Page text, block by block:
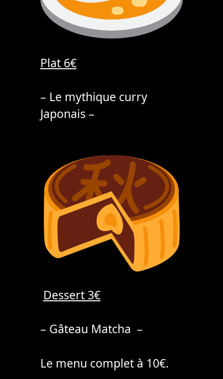
Plat 6€
– Le mythique curry
Japonais –
Dessert 3€
– Gâteau Matcha –
Le menu complet à 10€.